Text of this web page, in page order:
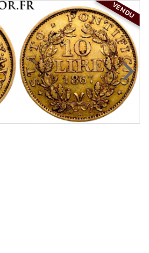
VENDU